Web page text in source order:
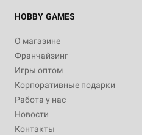
HOBBY GAMES
О магазине
Франчайзинг
Игры оптом
Корпоративные подарки
Работа у нас
Новости
Контакты